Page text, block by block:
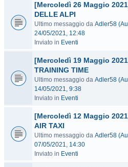
[Mercoledì 26 Maggio
DELLE ALPI
Ultimo messaggio da Adler58
24/05/2021, 12:48
Inviato in Eventi
[Mercoledì 19 Maggio
TRAINING TIME
Ultimo messaggio da Adler58
14/05/2021, 9:38
Inviato in Eventi
[Mercoledì 12 Maggio
AIR TAXI
Ultimo messaggio da Adler58
07/05/2021, 14:30
Inviato in Eventi